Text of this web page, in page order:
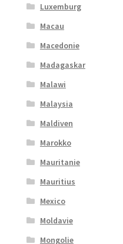
Luxemburg
Macau
Macedonie
Madagaskar
Malawi
Malaysia
Maldiven
Marokko
Mauritanie
Mauritius
Mexico
Moldavie
Mongolie